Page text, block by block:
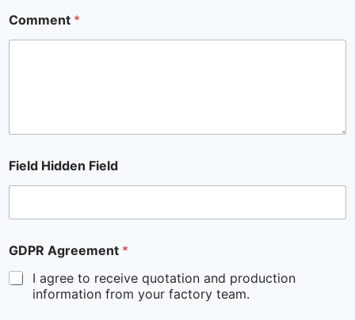
Comment *
Field Hidden Field
GDPR Agreement *
I agree to receive quotation and production
information from your factory team.